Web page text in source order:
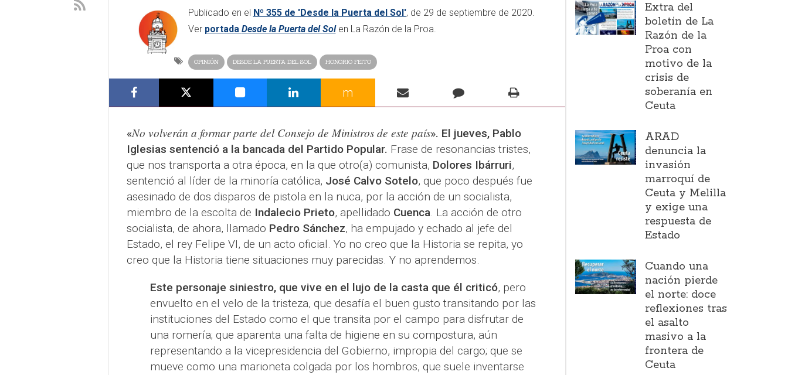
​Publicado en el Nº 355 de 'Desde la Puerta del Sol', de 29 de septiembre de 2020.
Ver portada Desde la Puerta del Solen La Razón de la Proa.
OPINIÓN DESDE LA PUERTA DEL SOL HONORIO FEITO
m
«No volverán a formar parte del Consejo de Ministros de este país». El jueves, Pablo
Iglesias sentenció a la bancada del Partido Popular. Frase de resonancias tristes,
que nos transporta a otra época, en la que otro(a) comunista, Dolores Ibárruri,
sentenció al líder de la minoría católica, José Calvo Sotelo, que poco después fue
asesinado de dos disparos de pistola en la nuca, por la acción de un socialista,
miembro de la escolta de Indalecio Prieto, apellidado Cuenca. La acción de otro
socialista, de ahora, llamado Pedro Sánchez, ha empujado y echado al jefe del
Estado, el rey Felipe VI, de un acto oficial. Yo no creo que la Historia se repita, yo
creo que la Historia tiene situaciones muy parecidas. Y no aprendemos.
Este personaje siniestro, que vive en el lujo de la casta que él criticó, pero
envuelto en el velo de la tristeza, que desafía el buen gusto transitando por las
instituciones del Estado como el que transita por el campo para disfrutar de
una romería; que aparenta una falta de higiene en su compostura, aún
representando a la vicepresidencia del Gobierno, impropia del cargo; que se
mueve como una marioneta colgada por los hombros, que suele inventarse
Extra del
boletín de La
Razón de la
Proa con
motivo de la
crisis de
soberanía en
Ceuta
ARAD
denuncia la
invasión
marroquí de
Ceuta y Melilla
y exige una
respuesta de
Estado
Cuando una
nación pierde
el norte: doce
reflexiones tras
el asalto
masivo a la
frontera de
Ceuta